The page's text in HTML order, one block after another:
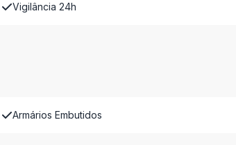
Vigilância 24h
Armários Embutidos